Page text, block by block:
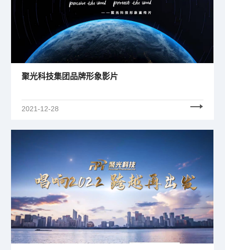
聚光科技集团品牌形象影片
2021-12-28